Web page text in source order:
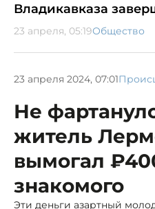
Владикавказа
23 апреля, 05:19Общество
23 апреля 2024, 07:01
Не
житель
вымогал
знакомого
Эти деньги азартный